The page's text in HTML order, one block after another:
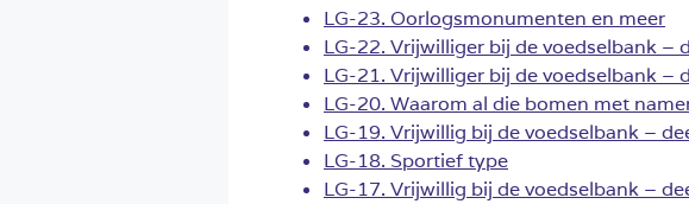
LG-23. Oorlogsmonumenten en meer
LG-22. Vrijwilliger bij de voedselbank –
LG-21. Vrijwilliger bij de voedselbank –
LG-20. Waarom al die bomen met
LG-19. Vrijwillig bij de voedselbank –
LG-18. Sportief type
LG-17. Vrijwillig bij de voedselbank –